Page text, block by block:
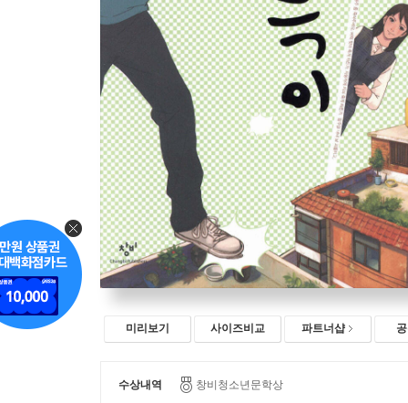
미리보기 사이즈비교 파트너샵
수상내역 창비청소년문학상